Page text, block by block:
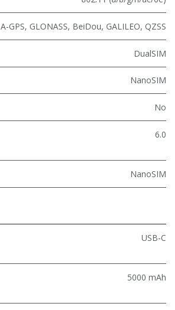
A-GPS, GLONASS, BeiDou, GALILEO, QZSS
DualSIM
NanoSIM
No
6.0
NanoSIM
USB-C
5000 mAh